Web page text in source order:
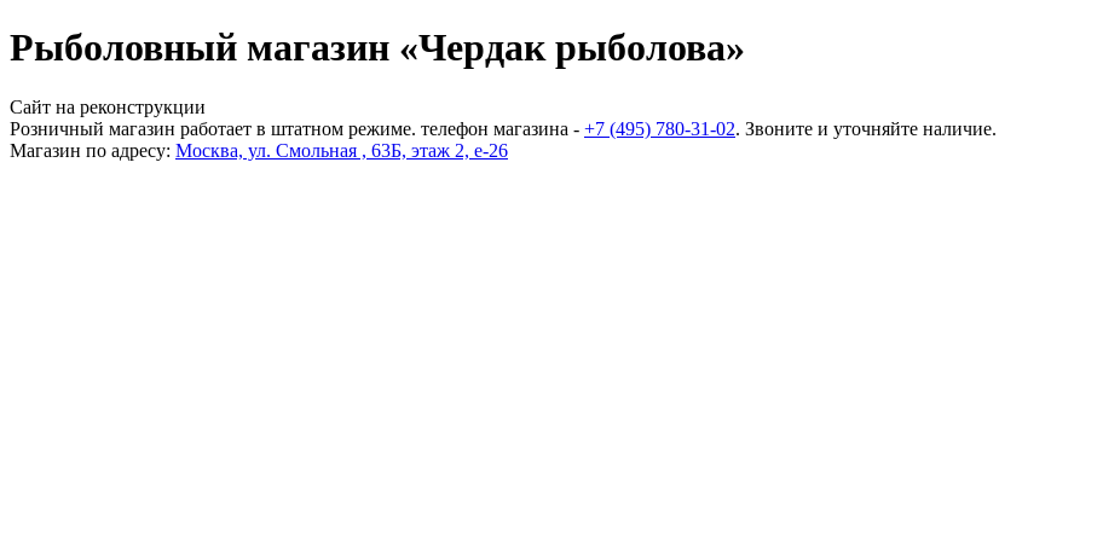
Рыболовный магазин «Чердак рыболова»
Сайт на реконструкции
Розничный магазин работает в штатном режиме. телефон магазина - +7 (495) 780-31-02. Звоните и уточняйте наличие.
Магазин по адресу: Москва, ул. Смольная , 63Б, этаж 2, е-26